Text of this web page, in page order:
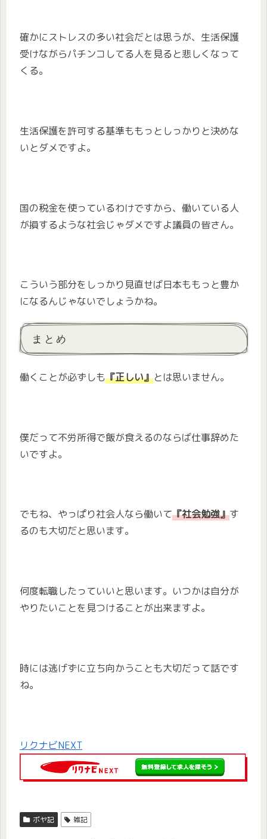
確かにストレスの多い社会だとは思うが、生活保護
受けながらパチンコしてる人を見ると悲しくなって
くる。
生活保護を許可する基準ももっとしっかりと決めな
いとダメですよ。
国の税金を使っているわけですから、働いている人
が損するような社会じゃダメですよ議員の皆さん。
こういう部分をしっかり見直せば日本ももっと豊か
になるんじゃないでしょうかね。
まとめ
働くことが必ずしも『正しい』とは思いません。
僕だって不労所得で飯が食えるのならば仕事辞めた
いですよ。
でもね、やっぱり社会人なら働いて『社会勉強』す
るのも大切だと思います。
何度転職したっていいと思います。いつかは自分が
やりたいことを見つけることが出来ますよ。
時には逃げずに立ち向かうことも大切だって話です
ね。
リクナビNEXT
ボヤ記 雑記